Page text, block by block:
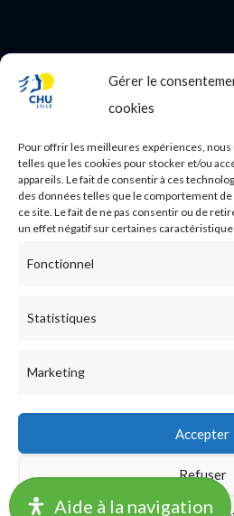
Gérer le
cookies
Pour offrir les meilleures expériences,
telles que les cookies pour stocker et/ou
appareils. Le fait de consentir à ces
des données telles que le comportement
ce site. Le fait de ne pas consentir ou de
un effet négatif sur certaines
Fonctionnel
Statistiques
Marketing
Accepter
Refuser
PROFESSIONNEL
Nos essais
Ecoles
Aide à la navigation